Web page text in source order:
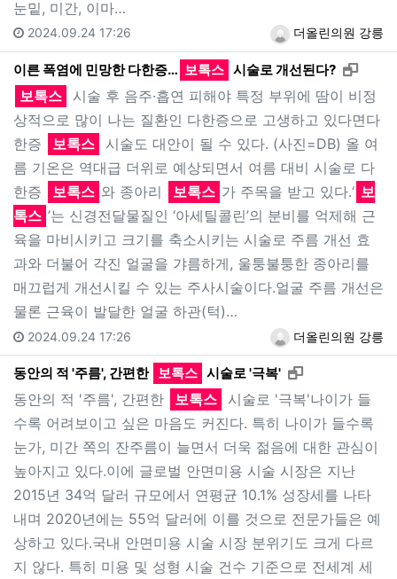
눈밑, 미간, 이마…
더올린의원 강릉
2024.09.24 17:26
이른 폭염에 민망한 다한증… 보톡스 시술로 개선된다? 새창
보톡스 시술 후 음주·흡연 피해야 특정 부위에 땀이 비정
상적으로 많이 나는 질환인 다한증으로 고생하고 있다면다
한증
보톡스 시술도 대안이 될 수 있다. (사진=DB) 올 여
름 기온은 역대급 더위로 예상되면서 여름 대비 시술로 다
한증
보톡스 와 종아리 보톡스 가 주목을 받고 있다.‘ 보
톡스 ’는 신경전달물질인 ‘아세틸콜린’의 분비를 억제해 근
육을 마비시키고 크기를 축소시키는 시술로 주름 개선 효
과와 더불어 각진 얼굴을 갸름하게, 울퉁불퉁한 종아리를
매끄럽게 개선시킬 수 있는 주사시술이다.얼굴 주름 개선은
물론 근육이 발달한 얼굴 하관(턱)…
더올린의원 강릉
2024.09.24 17:26
동안의 적 '주름', 간편한 보톡스 시술로 '극복' 새창으로 보기
동안의 적 '주름', 간편한 보톡스 시술로 '극복'나이가 들
수록 어려보이고 싶은 마음도 커진다. 특히 나이가 들수록
눈가, 미간 쪽의 잔주름이 늘면서 더욱 젊음에 대한 관심이
높아지고 있다.이에 글로벌 안면미용 시술 시장은 지난
2015년 34억 달러 규모에서 연평균 10.1% 성장세를 나타
내며 2020년에는 55억 달러에 이를 것으로 전문가들은 예
상하고 있다.국내 안면미용 시술 시장 분위기도 크게 다르
지 않다. 특히 미용 및 성형 시술 건수 기준으로 전세계 세